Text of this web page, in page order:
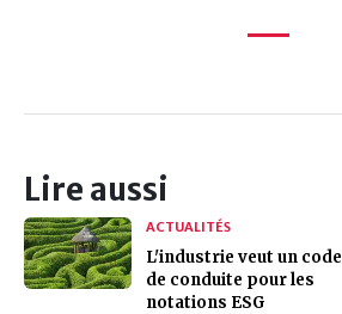
Lire aussi
ACTUALITÉS
L'industrie veut un code
de conduite pour les
notations ESG